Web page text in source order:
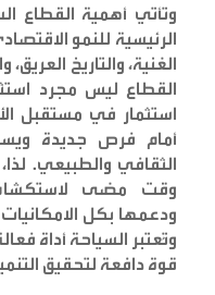
وتأتي أهمية القطاع
الرئيسية للنمو
الغنية، والتاريخ
القطاع ليس مجرد
استثمار في مستقبل
أمام فرص جديدة
الثقافي والطبيعي.
وقت مضى لاستكشاف
ودعمها بكل
وتُعتبر السياحة أداة
قوة دافعة لتحقيق